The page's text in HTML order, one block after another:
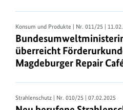
Konsum und Produkte | Nr. 011/25 |
überreicht
Magdeburger Repair
Strahlenschutz | Nr. 010/25 | 07.02.2025